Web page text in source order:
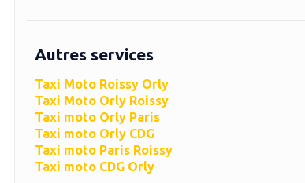
Autres services
Taxi Moto Roissy Orly
Taxi Moto Orly Roissy
Taxi moto Orly Paris
Taxi moto Orly CDG
Taxi moto Paris Roissy
Taxi moto CDG Orly